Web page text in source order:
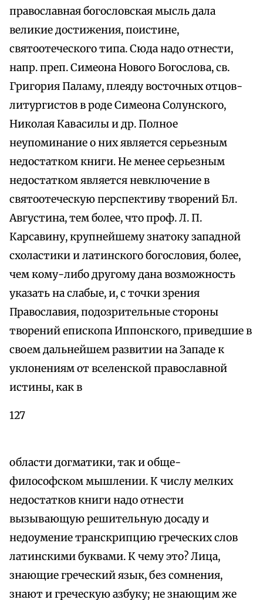
православная богословская мысль дала
великие достижения, поистине,
святоотеческого типа. Сюда надо отнести,
напр. преп. Симеона Нового Богослова, св.
Григория Паламу, плеяду восточных отцов-
литургистов в роде Симеона Солунского,
Николая Кавасилы и др. Полное
неупоминание о них является серьезным
недостатком книги. Не менее серьезным
недостатком является невключение в
святоотеческую перспективу творений Бл.
Августина, тем более, что проф. Л. П.
Карсавину, крупнейшему знатоку западной
схоластики и латинского богословия, более,
чем кому-либо другому дана возможность
указать на слабые, и, с точки зрения
Православия, подозрительные стороны
творений епископа Иппонского, приведшие в
своем дальнейшем развитии на Западе к
уклонениям от вселенской православной
истины, как в
127
области догматики, так и обще-
философском мышлении. К числу мелких
недостатков книги надо отнести
вызывающую решительную досаду и
недоумение транскрипцию греческих слов
латинскими буквами. К чему это? Лица,
знающие греческий язык, без сомнения,
знают и греческую азбуку; не знающим же